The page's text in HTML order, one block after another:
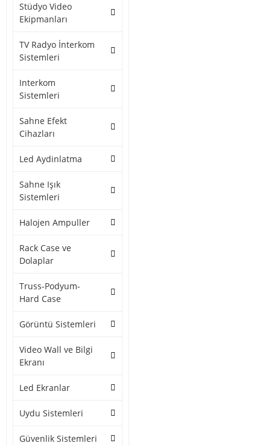
Stüdyo Video
Ekipmanları
TV Radyo İnterkom
Sistemleri
Interkom
Sistemleri
Sahne Efekt
Cihazları
Led Aydinlatma
Sahne Işık
Sistemleri
Halojen Ampuller
Rack Case ve
Dolaplar
Truss-Podyum-
Hard Case
Görüntü Sistemleri
Video Wall ve Bilgi
Ekranı
Led Ekranlar
Uydu Sistemleri
Güvenlik Sistemleri